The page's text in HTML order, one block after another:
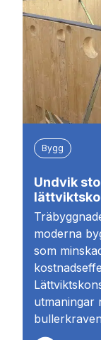
Bygg
Undvik
moderna
som
utmaningar